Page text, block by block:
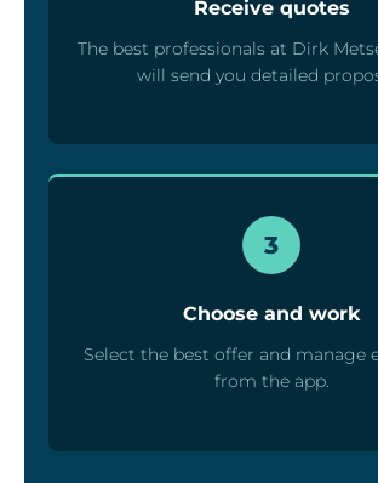
Receive quotes
The best professionals at Dirk
will send you detailed
3
Choose and work
Select the best offer and manage
from the app.